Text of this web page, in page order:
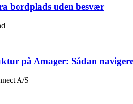
bordplads uden besvær
på Amager: Sådan
A/S